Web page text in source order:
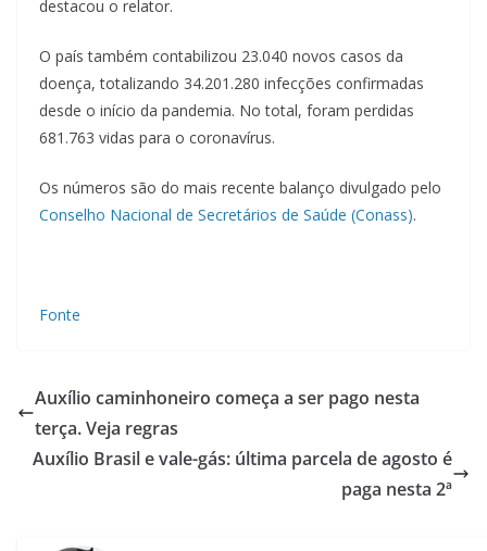
destacou o relator.
O país também contabilizou 23.040 novos casos da
doença, totalizando 34.201.280 infecções confirmadas
desde o início da pandemia. No total, foram perdidas
681.763 vidas para o coronavírus.
Os números são do mais recente balanço divulgado pelo
Conselho Nacional de Secretários de Saúde (Conass).
Fonte
Auxílio caminhoneiro começa a ser pago nesta
terça. Veja regras
Auxílio Brasil e vale-gás: última parcela de agosto é
paga nesta 2ª